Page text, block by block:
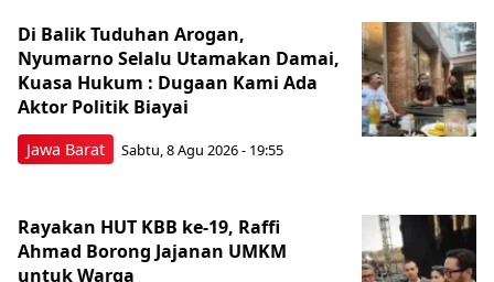
Jawa Barat
Di Balik Tuduhan Arogan,
Nyumarno Selalu Utamakan Damai,
Kuasa Hukum : Dugaan Kami Ada
Aktor Politik Biayai
Sabtu, 8 Agu 2026 - 19:55
Rayakan HUT KBB ke-19, Raffi
Ahmad Borong Jajanan UMKM
untuk Warga